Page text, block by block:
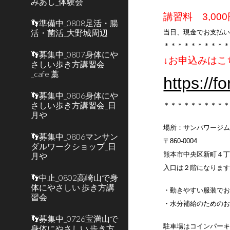
👣準備中_0808足活・腸
活・菌活_大野城周辺
👣募集中_0807身体にや
さしい歩き方講習会
_cafe 藁
👣募集中_0806身体にや
さしい歩き方講習会_日
月や
👣募集中_0806マンサン
ダルワークショップ_日
月や
👣中止_0802高崎山で身
体にやさしい 歩き方講
習会
👣募集中_0726宝満山で
講習料 3,000
当日、現金でお支払
＊＊＊＊＊＊＊＊＊
↓お申込みは
https://
＊＊＊＊＊＊＊＊＊
場所：サンパワージ
〒860-0004
熊本市中央区新町４
入口は２階になりま
・動きやすい服装で
・水分補給のための
駐車場はコインパー